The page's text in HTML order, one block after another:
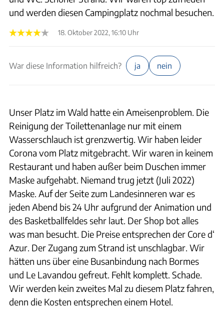
und werden diesen Campingplatz nochmal besuchen.
18. Oktober 2022, 16:10 Uhr
War diese Information hilfreich? ja nein
Unser Platz im Wald hatte ein Ameisenproblem. Die
Reinigung der Toilettenanlage nur mit einem
Wasserschlauch ist grenzwertig. Wir haben leider
Corona vom Platz mitgebracht. Wir waren in keinem
Restaurant und haben außer beim Duschen immer
Maske aufgehabt. Niemand trug jetzt (Juli 2022)
Maske. Auf der Seite zum Landesinneren war es
jeden Abend bis 24 Uhr aufgrund der Animation und
des Basketballfeldes sehr laut. Der Shop bot alles
was man besucht. Die Preise entsprechen der Core d‘
Azur. Der Zugang zum Strand ist unschlagbar. Wir
hätten uns über eine Busanbindung nach Bormes
und Le Lavandou gefreut. Fehlt komplett. Schade.
Wir werden kein zweites Mal zu diesem Platz fahren,
denn die Kosten entsprechen einem Hotel.